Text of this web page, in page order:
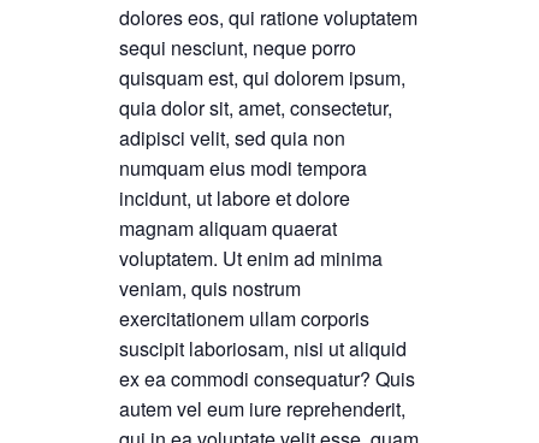
dolores eos, qui ratione voluptatem
sequi nesciunt, neque porro
quisquam est, qui dolorem ipsum,
quia dolor sit, amet, consectetur,
adipisci velit, sed quia non
numquam eius modi tempora
incidunt, ut labore et dolore
magnam aliquam quaerat
voluptatem. Ut enim ad minima
veniam, quis nostrum
exercitationem ullam corporis
suscipit laboriosam, nisi ut aliquid
ex ea commodi consequatur? Quis
autem vel eum iure reprehenderit,